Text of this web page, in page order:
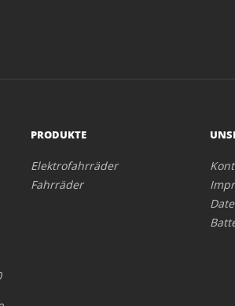
PRODUKTE
Elektrofahrräder
Fahrräder